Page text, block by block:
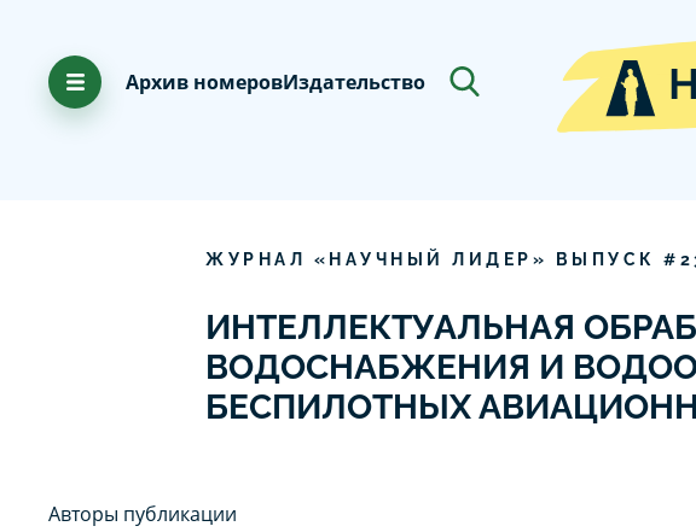
Архив номеровИздательство
ЖУРНАЛ «НАУЧНЫЙ ЛИДЕР» ВЫПУСК #
ИНТЕЛЛЕКТУАЛЬНАЯ
ВОДОСНАБЖЕНИЯ И
БЕСПИЛОТНЫХ
Авторы публикации